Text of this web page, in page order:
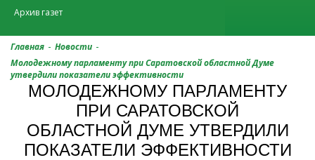
Архив газет
Главная - Новости -
Молодежному парламенту при Саратовской областной Думе
утвердили показатели эффективности
МОЛОДЕЖНОМУ ПАРЛАМЕНТУ
ПРИ САРАТОВСКОЙ
ОБЛАСТНОЙ ДУМЕ УТВЕРДИЛИ
ПОКАЗАТЕЛИ ЭФФЕКТИВНОСТИ